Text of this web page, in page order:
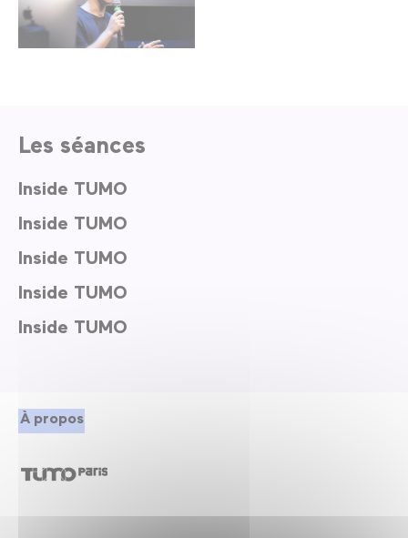
Les séances
Inside TUMO
Inside TUMO
Inside TUMO
Inside TUMO
Inside TUMO
À propos